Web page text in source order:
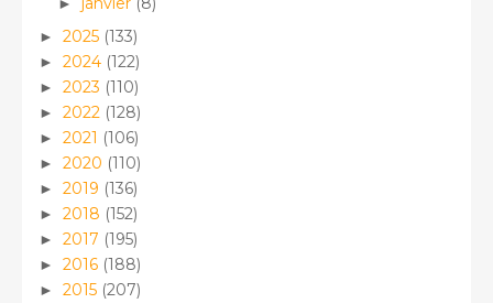
► 2025 (133)
► 2024 (122)
► 2023 (110)
► 2022 (128)
► 2021 (106)
► 2020 (110)
► 2019 (136)
► 2018 (152)
► 2017 (195)
► 2016 (188)
► 2015 (207)